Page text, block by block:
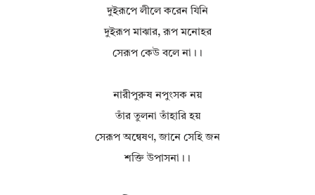
দুইরূপে লীলে করেন যিনি
দুইরূপ মাঝার, রূপ মনোহর
সেরূপ কেউ বলে না।।
নারীপুরুষ নপুংসক নয়
তাঁর তুলনা তাঁহারি হয়
সেরূপ অন্বেষণ, জানে সেহি জন
শক্তি উপাসনা।।